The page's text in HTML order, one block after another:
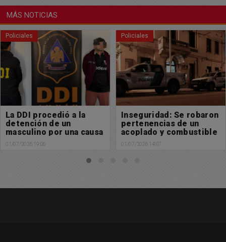
MÁS NOTICIAS
Policiales
Inseguridad: Se robaron
pertenencias de un
acoplado y combustible
01/07/2026 14:07
Buen día Chacabuco
Muy feliz comienzo de
mes para tod@s
01/07/2026 02:42